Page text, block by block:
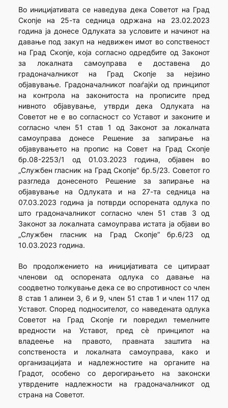
Во иницијативата се наведува дека Советот на Град
Скопје на 25-та седница одржана на 23.02.2023
година ја донесе Одлуката за условите и начинот на
давање под закуп на недвижен имот во сопственост
на Град Скопје, која согласно одредбите од Законот
за локалната самоуправа е доставена до
градоначалникот на Град Скопје за нејзино
објавување. Градоначалникот поаѓајќи од принципот
на контрола на законитоста на прописите пред
нивното објавување, утврди дека Одлуката на
Советот не е во согласност со Уставот и законите и
согласно член 51 став 1 од Законот за локалната
самоуправа донесе Решение за запирање на
објавувањето на пропис на Совет на Град Скопје
бр.08-2253/1 од 01.03.2023 година, објавен во
„Службен гласник на Град Скопје“ бр.5/23. Советот го
разгледа донесеното Решение за запирање на
објавување на Одлуката и на 27-та седница на
07.03.2023 година ја потврди оспорената одлука по
што градоначалникот согласно член 51 став 3 од
Законот за локалната самоуправа истата ја објави во
„Службен гласник на Град Скопје“ бр.6/23 од
10.03.2023 година.
Во продолжението на иницијативата се цитираат
членови од оспорената одлука со давање на
соодветно толкување дека се во спротивност со член
8 став 1 алинеи 3, 6 и 9, член 51 став 1 и член 117 од
Уставот. Според подносителот, со наведената одлука
Советот на Град Скопје ги повредил темелните
вредности на Уставот, пред сè принципот на
владеење на правото, правната заштита на
сопственоста и локалната самоуправа, како и
организацијата и надлежностите на органите на
Градот, особено со дерогирањето на законски
утврдените надлежности на градоначалникот од
страна на Советот.